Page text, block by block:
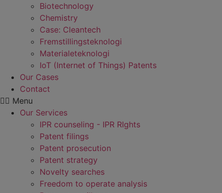
Biotechnology
Chemistry
Case: Cleantech
Fremstillings­teknologi
Materiale­teknologi
IoT (Internet of Things) Patents
Our Cases
Contact
Menu
Our Services
IPR counseling - IPR RIghts
Patent filings
Patent prosecution
Patent strategy
Novelty searches
Freedom to operate analysis